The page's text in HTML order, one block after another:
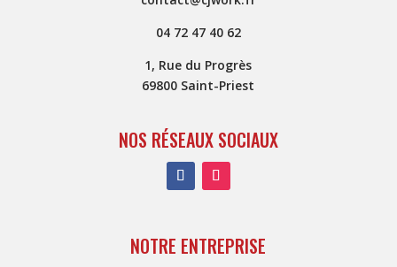
04 72 47 40 62
1, Rue du Progrès
69800 Saint-Priest
NOS RÉSEAUX SOCIAUX
NOTRE ENTREPRISE